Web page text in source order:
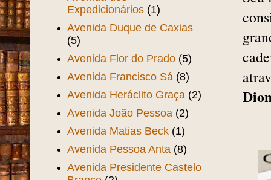
Expedicionários (1)
Avenida Duque de Caxias
(5)
Avenida Flor do Prado (5)
Avenida Francisco Sá (8)
Avenida Heráclito Graça (2)
Avenida João Pessoa (2)
Avenida Matias Beck (1)
Avenida Pessoa Anta (8)
Avenida Presidente Castelo